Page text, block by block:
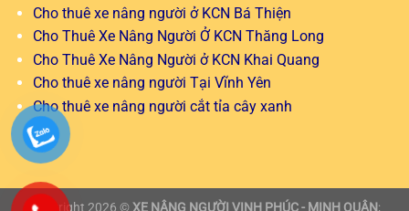
Cho thuê xe nâng người ở KCN Bá Thiện
Cho Thuê Xe Nâng Người Ở KCN Thăng Long
Cho Thuê Xe Nâng Người ở KCN Khai Quang
Cho thuê xe nâng người Tại Vĩnh Yên
Cho thuê xe nâng người cắt tỉa cây xanh
Copyright 2026 © XE NÂNG NGƯỜI VINH PHÚC - MINH QUÂN;